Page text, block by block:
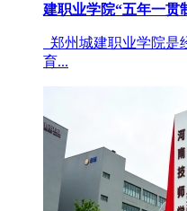
建职业学院“五年一贯
郑州城建职业学院是
育...